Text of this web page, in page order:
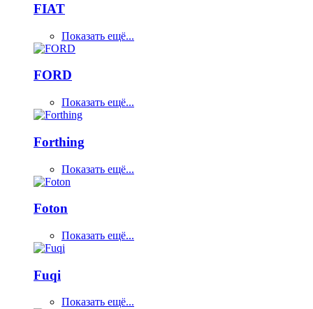
FIAT
Показать ещё...
FORD
Показать ещё...
Forthing
Показать ещё...
Foton
Показать ещё...
Fuqi
Показать ещё...